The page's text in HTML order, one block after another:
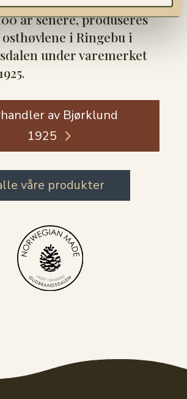
år senere, produseres
i Ringebu i
under varemerket
av Bjørklund
1925
våre produkter